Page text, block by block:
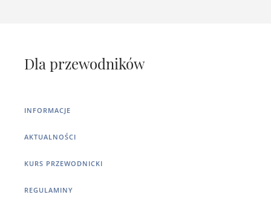
Dla przewodników
INFORMACJE
AKTUALNOŚCI
KURS PRZEWODNICKI
REGULAMINY